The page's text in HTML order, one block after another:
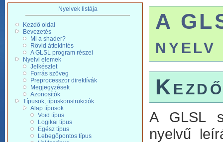
Nyelvek listája
Kezdő oldal
Bevezetés
Mi a shader?
Rövid áttekintés
A GLSL program részei
Nyelvi elemek
Jelkészlet
Forrás szöveg
Preprocesszor direktívák
Megjegyzések
Azonosítók
Típusok, típuskonstrukciók
Alap típusok
Void típus
Logikai típus
Egész típus
Lebegőpontos típus
A
nyelv
A GLSL
nyelvű